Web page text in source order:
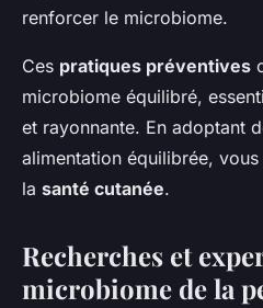
renforcer le microbiome.
Ces pratiques préventives
microbiome équilibré,
et rayonnante. En adoptant
alimentation équilibrée,
la santé cutanée.
Recherches et
microbiome de la